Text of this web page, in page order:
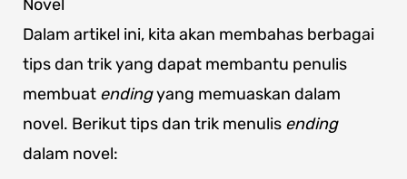
Novel
Dalam artikel ini, kita akan membahas berbagai
tips dan trik yang dapat membantu penulis
membuat endingyang memuaskan dalam
novel. Berikut tips dan trik menulis ending
dalam novel: